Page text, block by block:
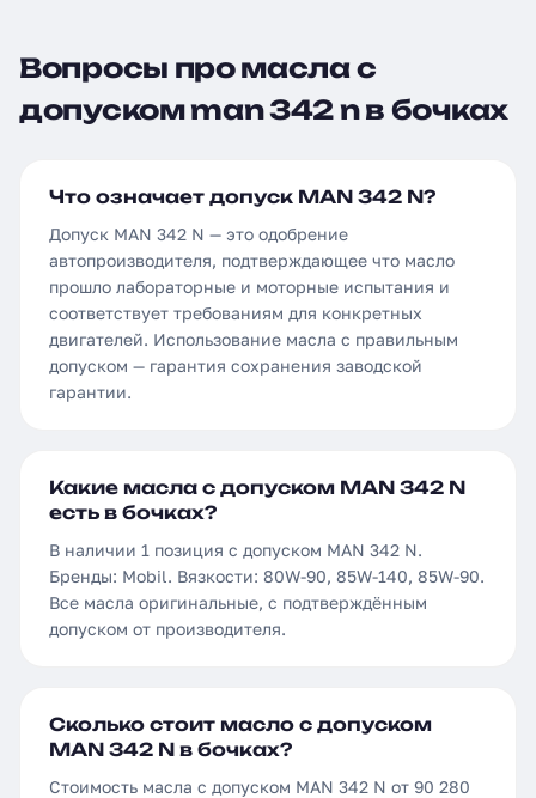
Вопросы про масла с
допуском man 342 n в бочках
Что означает допуск MAN 342 N?
Допуск MAN 342 N — это одобрение
автопроизводителя, подтверждающее что масло
прошло лабораторные и моторные испытания и
соответствует требованиям для конкретных
двигателей. Использование масла с правильным
допуском — гарантия сохранения заводской
гарантии.
Какие масла с допуском MAN 342 N
есть в бочках?
В наличии 1 позиция с допуском MAN 342 N.
Бренды: Mobil. Вязкости: 80W-90, 85W-140, 85W-90.
Все масла оригинальные, с подтверждённым
допуском от производителя.
Сколько стоит масло с допуском
MAN 342 N в бочках?
Стоимость масла с допуском MAN 342 N от 90 280